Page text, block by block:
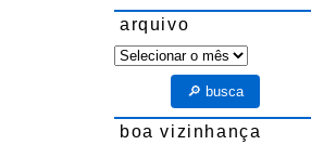
arquivo
arquivo
🔎 busca
boa vizinhança